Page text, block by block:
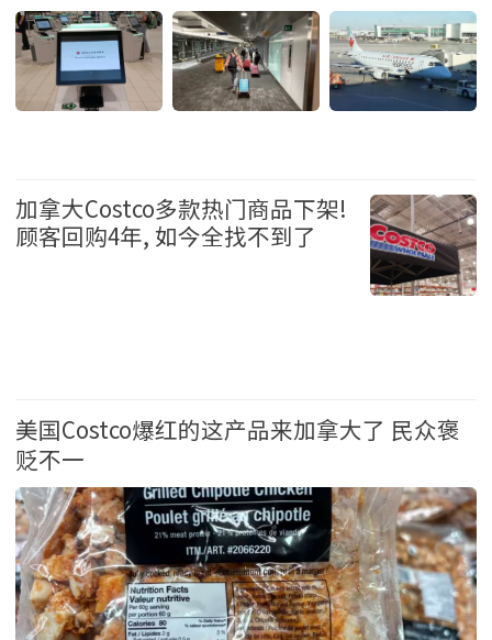
加拿大Costco多款热门商品下架!
顾客回购4年, 如今全找不到了
美国Costco爆红的这产品来加拿大了 民众褒
贬不一